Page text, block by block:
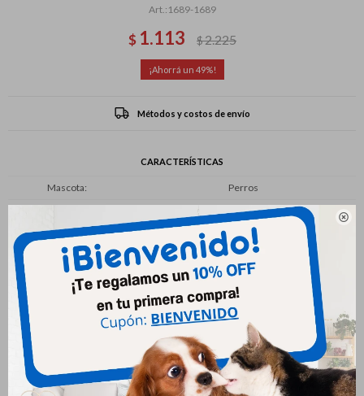

1689-1689
$ 1.113 $2.225
49
Métodos y costos de envío
CARACTERÍSTICAS
Mascota
Perros
Comprimido
Productos que te pueden interesar